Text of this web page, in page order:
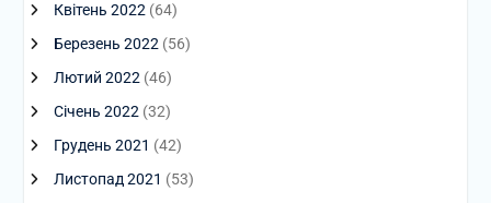
Квітень 2022(64)
Березень 2022(56)
Лютий 2022(46)
Січень 2022(32)
Грудень 2021 (42)
Листопад 2021 (53)